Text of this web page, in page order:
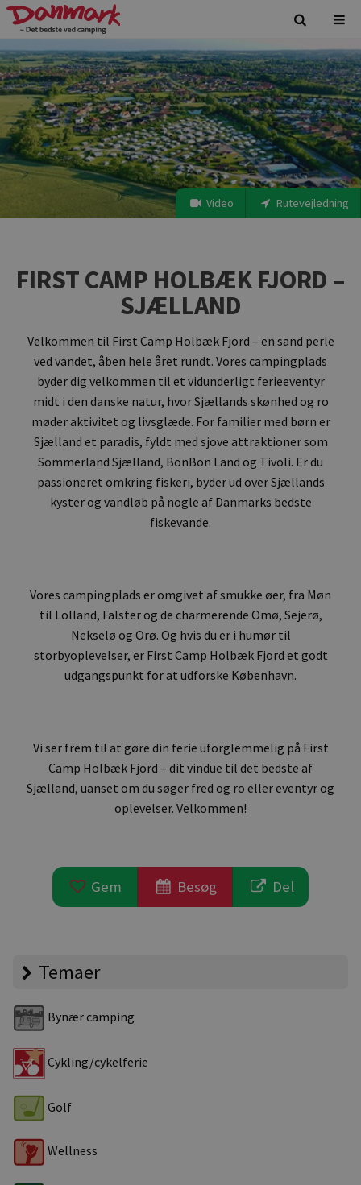
Video Rutevejledning
FIRST CAMP HOLBÆK FJORD –
SJÆLLAND
Velkommen til First Camp Holbæk Fjord – en sand perle
ved vandet, åben hele året rundt. Vores campingplads
byder dig velkommen til et vidunderligt ferieeventyr
midt i den danske natur, hvor Sjællands skønhed og ro
møder aktivitet og livsglæde. For familier med børn er
Sjælland et paradis, fyldt med sjove attraktioner som
Sommerland Sjælland, BonBon Land og Tivoli. Er du
passioneret omkring fiskeri, byder ud over Sjællands
kyster og vandløb på nogle af Danmarks bedste
fiskevande.
Vores campingplads er omgivet af smukke øer, fra Møn
til Lolland, Falster og de charmerende Omø, Sejerø,
Nekselø og Orø. Og hvis du er i humør til
storbyoplevelser, er First Camp Holbæk Fjord et godt
udgangspunkt for at udforske København.
Vi ser frem til at gøre din ferie uforglemmelig på First
Camp Holbæk Fjord – dit vindue til det bedste af
Sjælland, uanset om du søger fred og ro eller eventyr og
oplevelser. Velkommen!
Gem Besøg Del
Temaer
Bynær camping
Cykling/cykelferie
Golf
Wellness